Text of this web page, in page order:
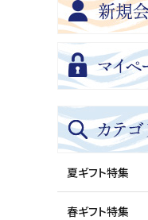
夏ギフト特集
春ギフト特集